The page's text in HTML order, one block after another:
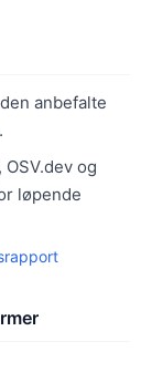
anbefalte
og
løpende